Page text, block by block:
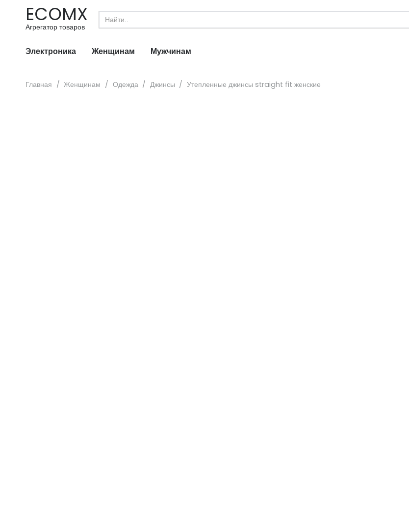
ECOMX
Агрегатор товаров
Search
for:
Электроника Женщинам Мужчинам
Главная / Женщинам / Одежда / Джинсы / Утепленные джинсы straight fit женские